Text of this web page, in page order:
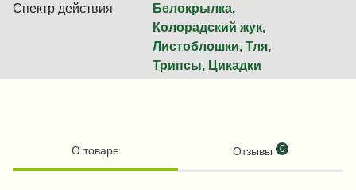
Спектр действия
Белокрылка,
Колорадский жук,
Листоблошки, Тля,
Трипсы, Цикадки
О товаре Отзывы 0